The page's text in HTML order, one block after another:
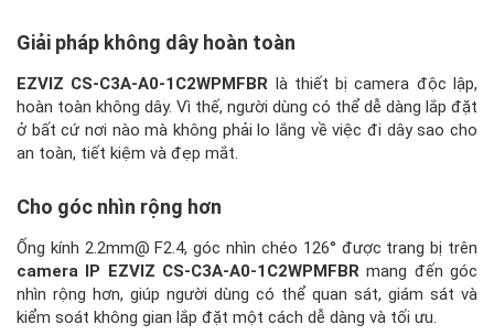
Giải pháp không dây hoàn toàn
EZVIZ CS-C3A-A0-1C2WPMFBR là thiết bị camera độc lập,
hoàn toàn không dây. Vì thế, người dùng có thể dễ dàng lắp đặt
ở bất cứ nơi nào mà không phải lo lắng về việc đi dây sao cho
an toàn, tiết kiệm và đẹp mắt.
Cho góc nhìn rộng hơn
Ống kính 2.2mm@ F2.4, góc nhìn chéo 126° được trang bị trên
camera IP EZVIZ CS-C3A-A0-1C2WPMFBRmang đến góc
nhìn rộng hơn, giúp người dùng có thể quan sát, giám sát và
kiểm soát không gian lắp đặt một cách dễ dàng và tối ưu.